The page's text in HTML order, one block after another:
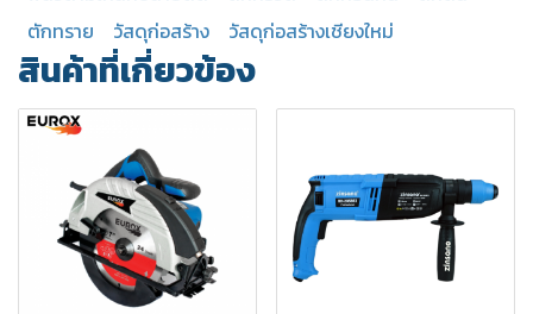
ตักทราย
วัสดุก่อสร้าง วัสดุก่อสร้างเชียงใหม่
สินค้าที่เกี่ยวข้อง